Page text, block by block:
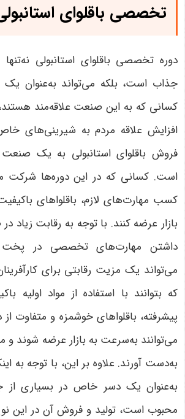
تخصصی باقلوای
دوره تخصصی باقلوای استانبولی
جذاب است، بلکه می‌تواند به‌عنوان
کسانی که به این صنعت علاقه‌مند
افزایش علاقه مردم به شیرینی‌های
فروش باقلوای استانبولی به یک
است. کسانی که در این دوره‌ها شرکت
کسب مهارت‌های لازم، باقلواهای
بازار عرضه کنند. با توجه به رقابت زیاد
داشتن مهارت‌های تخصصی در پخت
می‌تواند یک مزیت رقابتی برای
که بتوانند با استفاده از مواد اولیه
پیشرفته، باقلواهای خوشمزه و متفاوت از
می‌توانند به‌سرعت به بازار عرضه شوند و
به‌دست آورند. علاوه بر این، با توجه به
به‌عنوان یک دسر خاص در بسیاری از
محبوب است، تولید و فروش آن در این